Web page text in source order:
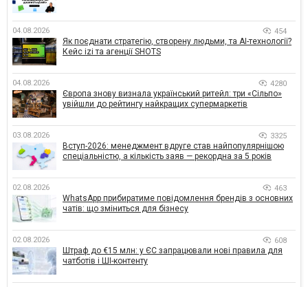
04.08.2026 454
Як поєднати стратегію, створену людьми, та AI-технології?
Кейс izi та агенції SHOTS
04.08.2026 4280
Європа знову визнала український ритейл: три «Сільпо»
увійшли до рейтингу найкращих супермаркетів
03.08.2026 3325
Вступ-2026: менеджмент вдруге став найпопулярнішою
спеціальністю, а кількість заяв — рекордна за 5 років
02.08.2026 463
WhatsApp прибиратиме повідомлення брендів з основних
чатів: що зміниться для бізнесу
02.08.2026 608
Штраф до €15 млн: у ЄС запрацювали нові правила для
чатботів і ШІ-контенту